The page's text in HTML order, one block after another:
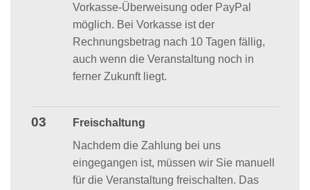
Vorkasse-Überweisung oder PayPal
möglich. Bei Vorkasse ist der
Rechnungsbetrag nach 10 Tagen fällig,
auch wenn die Veranstaltung noch in
ferner Zukunft liegt.
03
Freischaltung
Nachdem die Zahlung bei uns
eingegangen ist, müssen wir Sie manuell
für die Veranstaltung freischalten. Das